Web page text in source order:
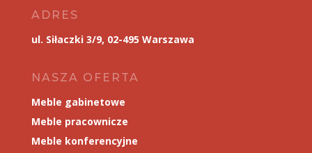
ADRES
ul. Siłaczki 3/9, 02-495 Warszawa
NASZA OFERTA
Meble gabinetowe
Meble pracownicze
Meble konferencyjne